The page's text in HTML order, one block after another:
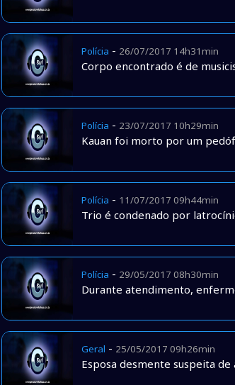
Polícia - 26/07/2017 14h31min
Corpo encontrado é de
Polícia - 23/07/2017 10h29min
Kauan foi morto por um
Polícia - 11/07/2017 09h44min
Trio é condenado por
Polícia - 29/05/2017 08h30min
Durante atendimento,
Geral - 25/05/2017 09h26min
Esposa desmente suspeita